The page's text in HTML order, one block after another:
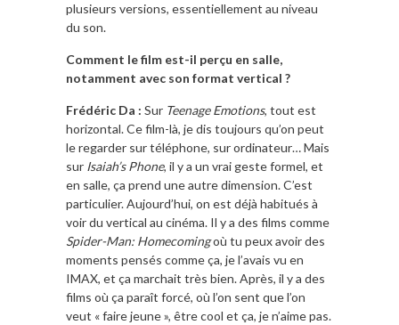
plusieurs versions, essentiellement au niveau
du son.
Comment le film est-il perçu en salle,
notamment avec son format vertical ?
Frédéric Da : Sur Teenage Emotions, tout est
horizontal. Ce film-là, je dis toujours qu’on peut
le regarder sur téléphone, sur ordinateur… Mais
sur Isaiah’s Phone, il y a un vrai geste formel, et
en salle, ça prend une autre dimension. C’est
particulier. Aujourd’hui, on est déjà habitués à
voir du vertical au cinéma. Il y a des films comme
Spider-Man: Homecomingoù tu peux avoir des
moments pensés comme ça, je l’avais vu en
IMAX, et ça marchait très bien. Après, il y a des
films où ça paraît forcé, où l’on sent que l’on
veut « faire jeune », être cool et ça, je n’aime pas.